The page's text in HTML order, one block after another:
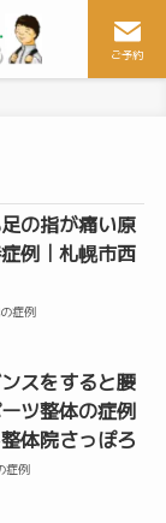
ご予約
の指が痛い原
例｜札幌市西
症例
スをすると腰
ツ整体の症例
体院さっぽろ
症例